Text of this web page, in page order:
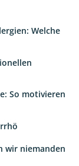
Welche
So motivieren
wir niemanden